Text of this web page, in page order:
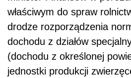
właściwym do spraw
drodze rozporządzenia
dochodu z działów
(dochodu z określonej
jednostki produkcji